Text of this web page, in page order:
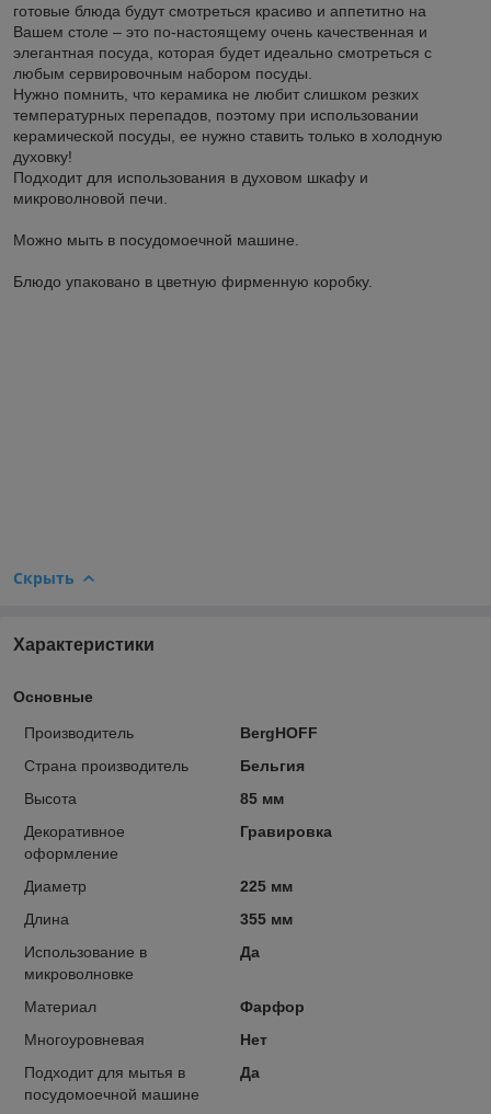
готовые блюда будут смотреться красиво и аппетитно на
Вашем столе – это по-настоящему очень качественная и
элегантная посуда, которая будет идеально смотреться с
любым сервировочным набором посуды.
Нужно помнить, что керамика не любит слишком резких
температурных перепадов, поэтому при использовании
керамической посуды, ее нужно ставить только в холодную
духовку!
Подходит для использования в духовом шкафу и
микроволновой печи.
Можно мыть в посудомоечной машине.
Блюдо упаковано в цветную фирменную коробку.
Скрыть
Характеристики
Основные
Производитель
BergHOFF
Страна производитель
Бельгия
Высота
85 мм
Декоративное
оформление
Гравировка
Диаметр
225 мм
Длина
355 мм
Использование в
микроволновке
Да
Материал
Фарфор
Многоуровневая
Нет
Подходит для мытья в
посудомоечной машине
Да